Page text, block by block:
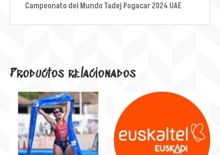
Campeonato del Mundo Tadej Pogacar 2024 UAE
Productos relacionados